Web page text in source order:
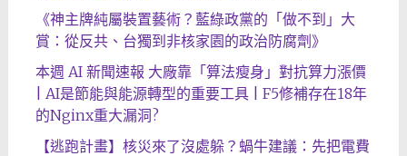
《神主牌純屬裝置藝術？藍綠政黨的「做不到」大
賞：從反共、台獨到非核家園的政治防腐劑》
本週 AI 新聞速報 大廠靠「算法瘦身」對抗算力漲價
| AI是節能與能源轉型的重要工具 | F5修補存在18年
的Nginx重大漏洞?
【逃跑計畫】核災來了沒處躲？蝸牛建議：先把電費